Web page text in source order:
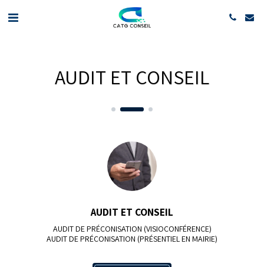
AUDIT ET CONSEIL
AUDIT ET CONSEIL
AUDIT DE PRÉCONISATION (VISIOCONFÉRENCE)
AUDIT DE PRÉCONISATION (PRÉSENTIEL EN MAIRIE)